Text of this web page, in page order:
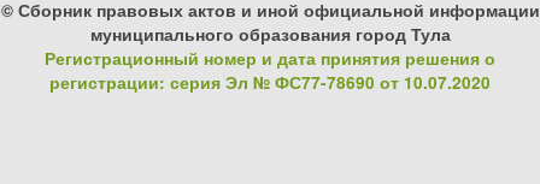
© Сборник правовых актов и иной официальной информации
муниципального образования город Тула
Регистрационный номер и дата принятия решения о
регистрации: серия Эл № ФС77-78690 от 10.07.2020